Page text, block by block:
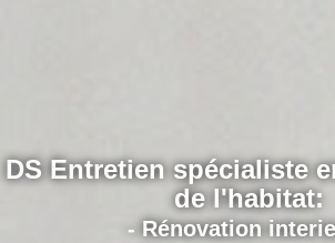
DS Entretien spécialiste
de l'habitat:
- Rénovation